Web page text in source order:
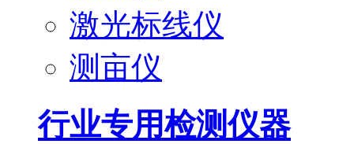
激光标线仪
测亩仪
行业专用检测仪器